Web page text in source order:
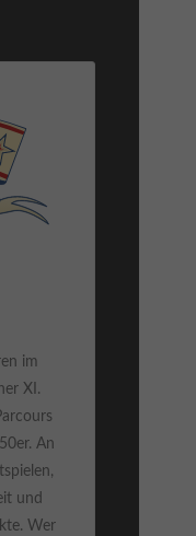
im
XI.
An
und
Wer